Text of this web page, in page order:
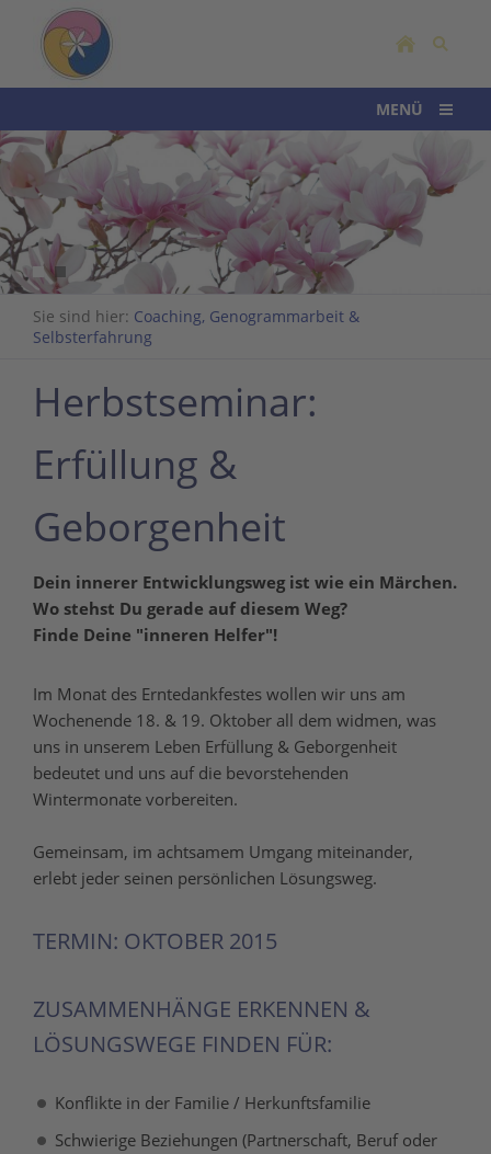
MENÜ
Sie sind hier: Coaching, Genogrammarbeit &
Selbsterfahrung
Herbstseminar:
Erfüllung &
Geborgenheit
Dein innerer Entwicklungsweg ist wie ein Märchen.
Wo stehst Du gerade auf diesem Weg?
Finde Deine "inneren Helfer"!
Im Monat des Erntedankfestes wollen wir uns am
Wochenende 18. & 19. Oktober all dem widmen, was
uns in unserem Leben Erfüllung & Geborgenheit
bedeutet und uns auf die bevorstehenden
Wintermonate vorbereiten.
Gemeinsam, im achtsamem Umgang miteinander,
erlebt jeder seinen persönlichen Lösungsweg.
TERMIN: OKTOBER 2015
ZUSAMMENHÄNGE ERKENNEN &
LÖSUNGSWEGE FINDEN FÜR:
Konflikte in der Familie / Herkunftsfamilie
Schwierige Beziehungen (Partnerschaft, Beruf oder